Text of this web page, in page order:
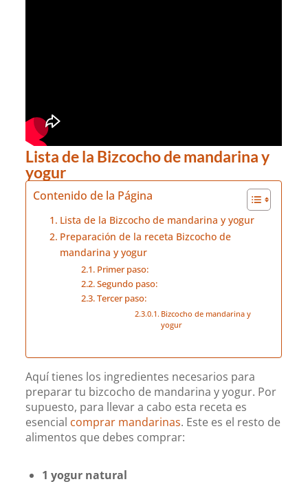
Lista de la Bizcocho de mandarina y
yogur
Contenido de la Página
Lista de la Bizcocho de mandarina y yogur
Preparación de la receta Bizcocho de
mandarina y yogur
Primer paso:
Segundo paso:
Tercer paso:
Bizcocho de mandarina y
yogur
Aquí tienes los ingredientes necesarios para
preparar tu bizcocho de mandarina y yogur. Por
supuesto, para llevar a cabo esta receta es
esencial comprar mandarinas. Este es el resto de
alimentos que debes comprar:
1 yogur natural